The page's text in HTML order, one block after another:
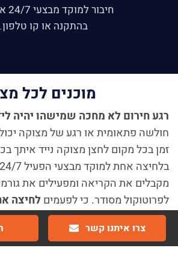
חיבור למוקד מבצעי 24/7 אין צורך
בהתקנה או קו טלפון.
מוכנים לכל
רגע חירום לא מחכה שמישהו יהיה
חולשה פתאומית או רגע של מצוקה
זמן בכל מקום לחצן מצוקה נייד איתך
מקבלים את הקריאה ומפעילים את
לפרוטוקול מסודר. כי לפעמיםלחיצה
את כל ההבדל.
צרו איתנו קשר